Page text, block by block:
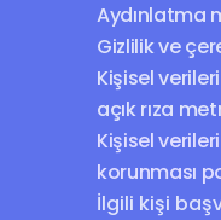
Aydınlatma
Gizlilik ve
Kişisel
açık rıza
Kişisel
korunması
İlgili kişi